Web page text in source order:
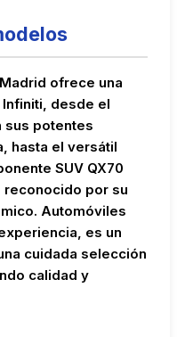
ofrece una
desde el
sus potentes
hasta el versátil
SUV QX70
reconocido por su
Automóviles
es un
cuidada selección
calidad y